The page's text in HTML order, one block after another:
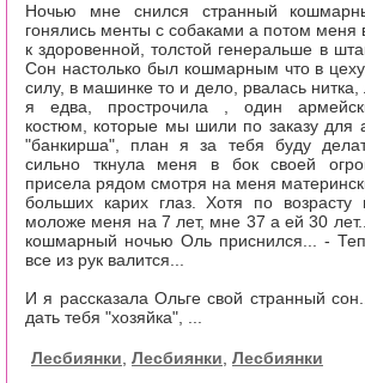
Ночью мне снился странный
гонялись менты с собаками а потом меня
к здоровенной, толстой генеральше в
Сон настолько был кошмарным что в
силу, в машинке то и дело, рвалась нитка,
я едва, прострочила , один
костюм, которые мы шили по заказу для
"банкирша", план я за тебя буду
сильно ткнула меня в бок своей
присела рядом смотря на меня
больших карих глаз. Хотя по
моложе меня на 7 лет, мне 37 а ей 30
кошмарный ночью Оль приснился... -
все из рук валится...
И я рассказала Ольге свой странный
дать тебя "хозяйка", ...
Лесбиянки Лесбиянки Лесбиянки